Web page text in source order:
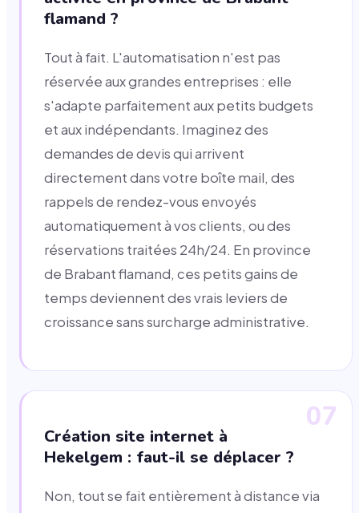
flamand ?
Tout à fait. L'automatisation n'est pas
réservée aux grandes entreprises : elle
s'adapte parfaitement aux petits budgets
et aux indépendants. Imaginez des
demandes de devis qui arrivent
directement dans votre boîte mail, des
rappels de rendez-vous envoyés
automatiquement à vos clients, ou des
réservations traitées 24h/24. En province
de Brabant flamand, ces petits gains de
temps deviennent des vrais leviers de
croissance sans surcharge administrative.
07
Création site internet à
Hekelgem : faut-il se déplacer ?
Non, tout se fait entièrement à distance via